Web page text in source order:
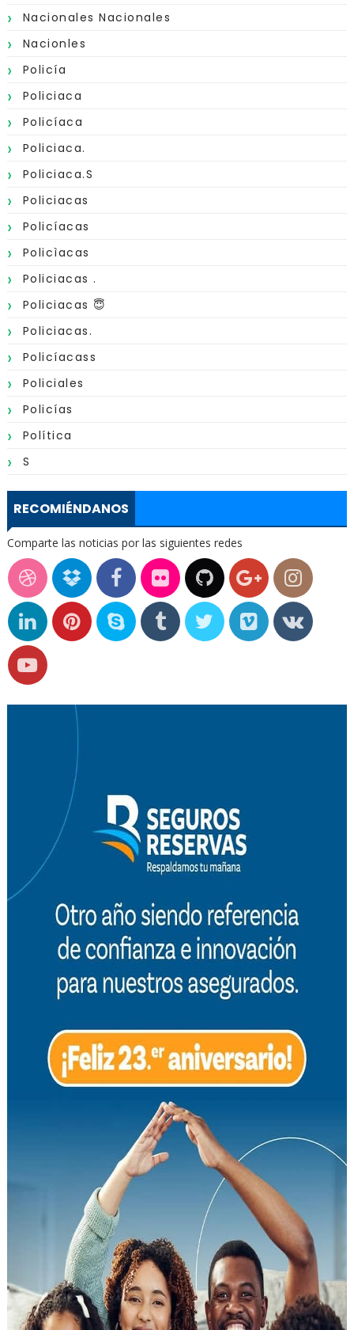
Nacionales Nacionales
Nacionles
Policía
Policiaca
Policíaca
Policiaca.
Policiaca.s
Policiacas
Policíacas
Policìacas
Policiacas .
Policiacas 😇
Policiacas.
Policíacass
Policiales
Policías
Política
S
RECOMIÉNDANOS
Comparte las noticias por las siguientes redes